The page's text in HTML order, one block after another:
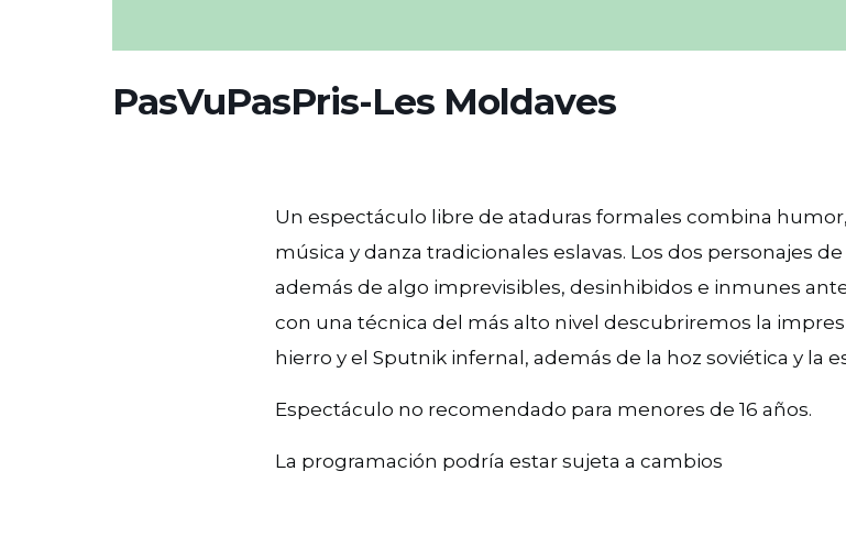
PasVuPasPris-Les Moldaves
Un espectáculo libre de ataduras formales combina
música y danza tradicionales eslavas. Los dos personajes
además de algo imprevisibles, desinhibidos e inmunes
con una técnica del más alto nivel descubriremos la
hierro y el Sputnik infernal, además de la hoz soviética y la
Espectáculo no recomendado para menores de 16 años.
La programación podría estar sujeta a cambios